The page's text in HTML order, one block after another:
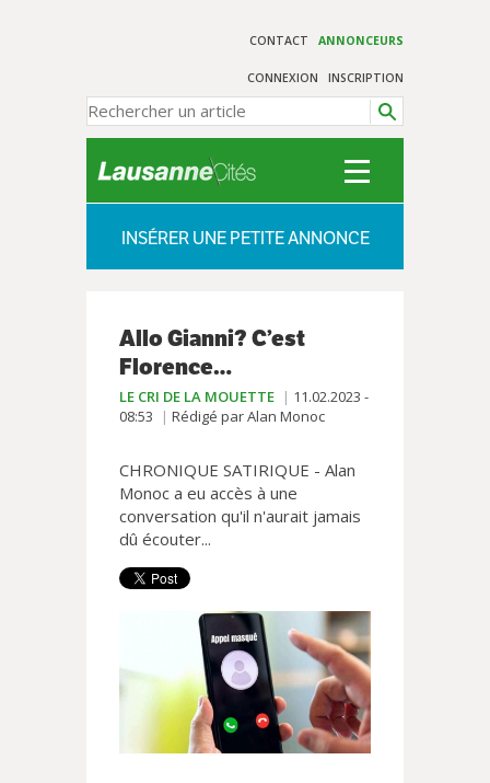
CONTACT ANNONCEURS
CONNEXION INSCRIPTION
INSÉRER UNE PETITE ANNONCE
Allo Gianni? C’est
Florence…
LE CRI DE LA MOUETTE
11.02.2023 -
08:53
Rédigé par Alan Monoc
CHRONIQUE SATIRIQUE - Alan
Monoc a eu accès à une
conversation qu'il n'aurait jamais
dû écouter...